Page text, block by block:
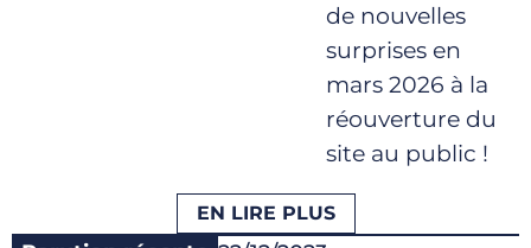
de nouvelles
surprises en
mars 2026 à la
réouverture du
site au public !
EN LIRE PLUS